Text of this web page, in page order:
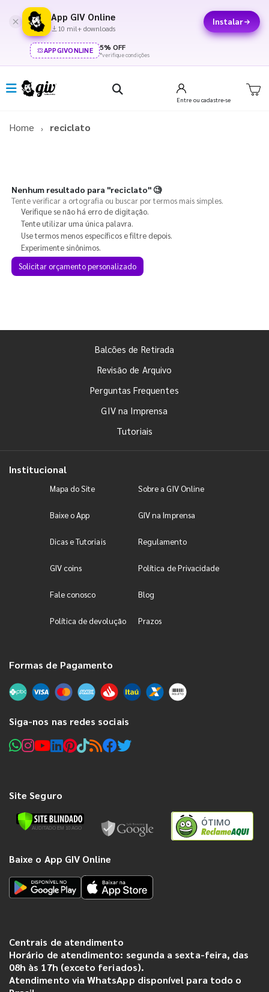
App GIV Online
10 mil+ downloads
Instalar
APPGIVONLINE 5% OFF
*verifique condições
Entre ou cadastre-se
Home reciclato
Nenhum resultado para "reciclato"🧐
Tente verificar a ortografia ou buscar por termos mais simples.
Verifique se não há erro de digitação.
Tente utilizar uma única palavra.
Use termos menos específicos e filtre depois.
Experimente sinônimos.
Solicitar orçamento personalizado
Balcões de Retirada
Revisão de Arquivo
Perguntas Frequentes
GIV na Imprensa
Tutoriais
Institucional
Mapa do Site Sobre a GIV Online
Baixe o App GIV na Imprensa
Dicas e Tutoriais Regulamento
GIV coins Política de Privacidade
Fale conosco Blog
Política de devolução Prazos
Formas de Pagamento
Siga-nos nas redes sociais
Site Seguro
ÓTIMO
Baixe o App GIV Online
Centrais de atendimento
Horário de atendimento: segunda a sexta-feira, das
08h às 17h (exceto feriados).
Atendimento via WhatsApp disponível para todo o